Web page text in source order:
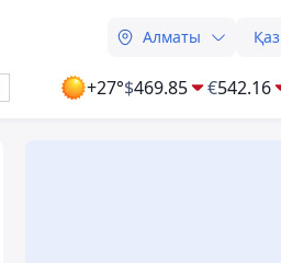
Алматы Қаз
+27°$469.85 €542.16